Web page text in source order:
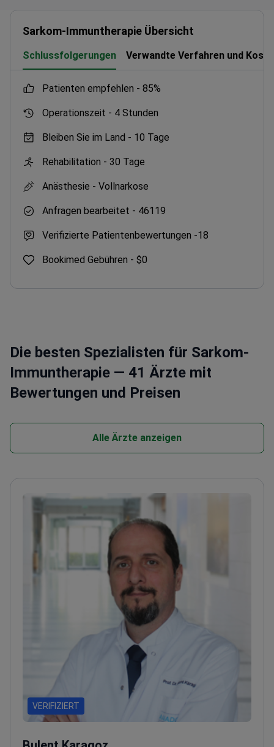
Sarkom-Immuntherapie Übersicht
Schlussfolgerungen Verwandte Verfahren und
Patienten empfehlen - 85%
Operationszeit - 4 Stunden
Bleiben Sie im Land - 10 Tage
Rehabilitation - 30 Tage
Anästhesie - Vollnarkose
Anfragen bearbeitet - 46119
Verifizierte Patientenbewertungen -18
Bookimed Gebühren - $0
Die besten Spezialisten für Sarkom-
Immuntherapie — 41 Ärzte mit
Bewertungen und Preisen
Alle Ärzte anzeigen
VERIFIZIERT